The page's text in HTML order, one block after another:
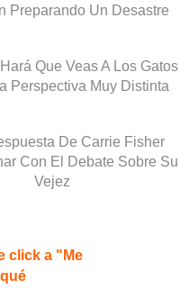
Preparando Un Desastre
Que Veas A Los Gatos
Perspectiva Muy Distinta
De Carrie Fisher
Con El Debate Sobre Su
Vejez
click a "Me